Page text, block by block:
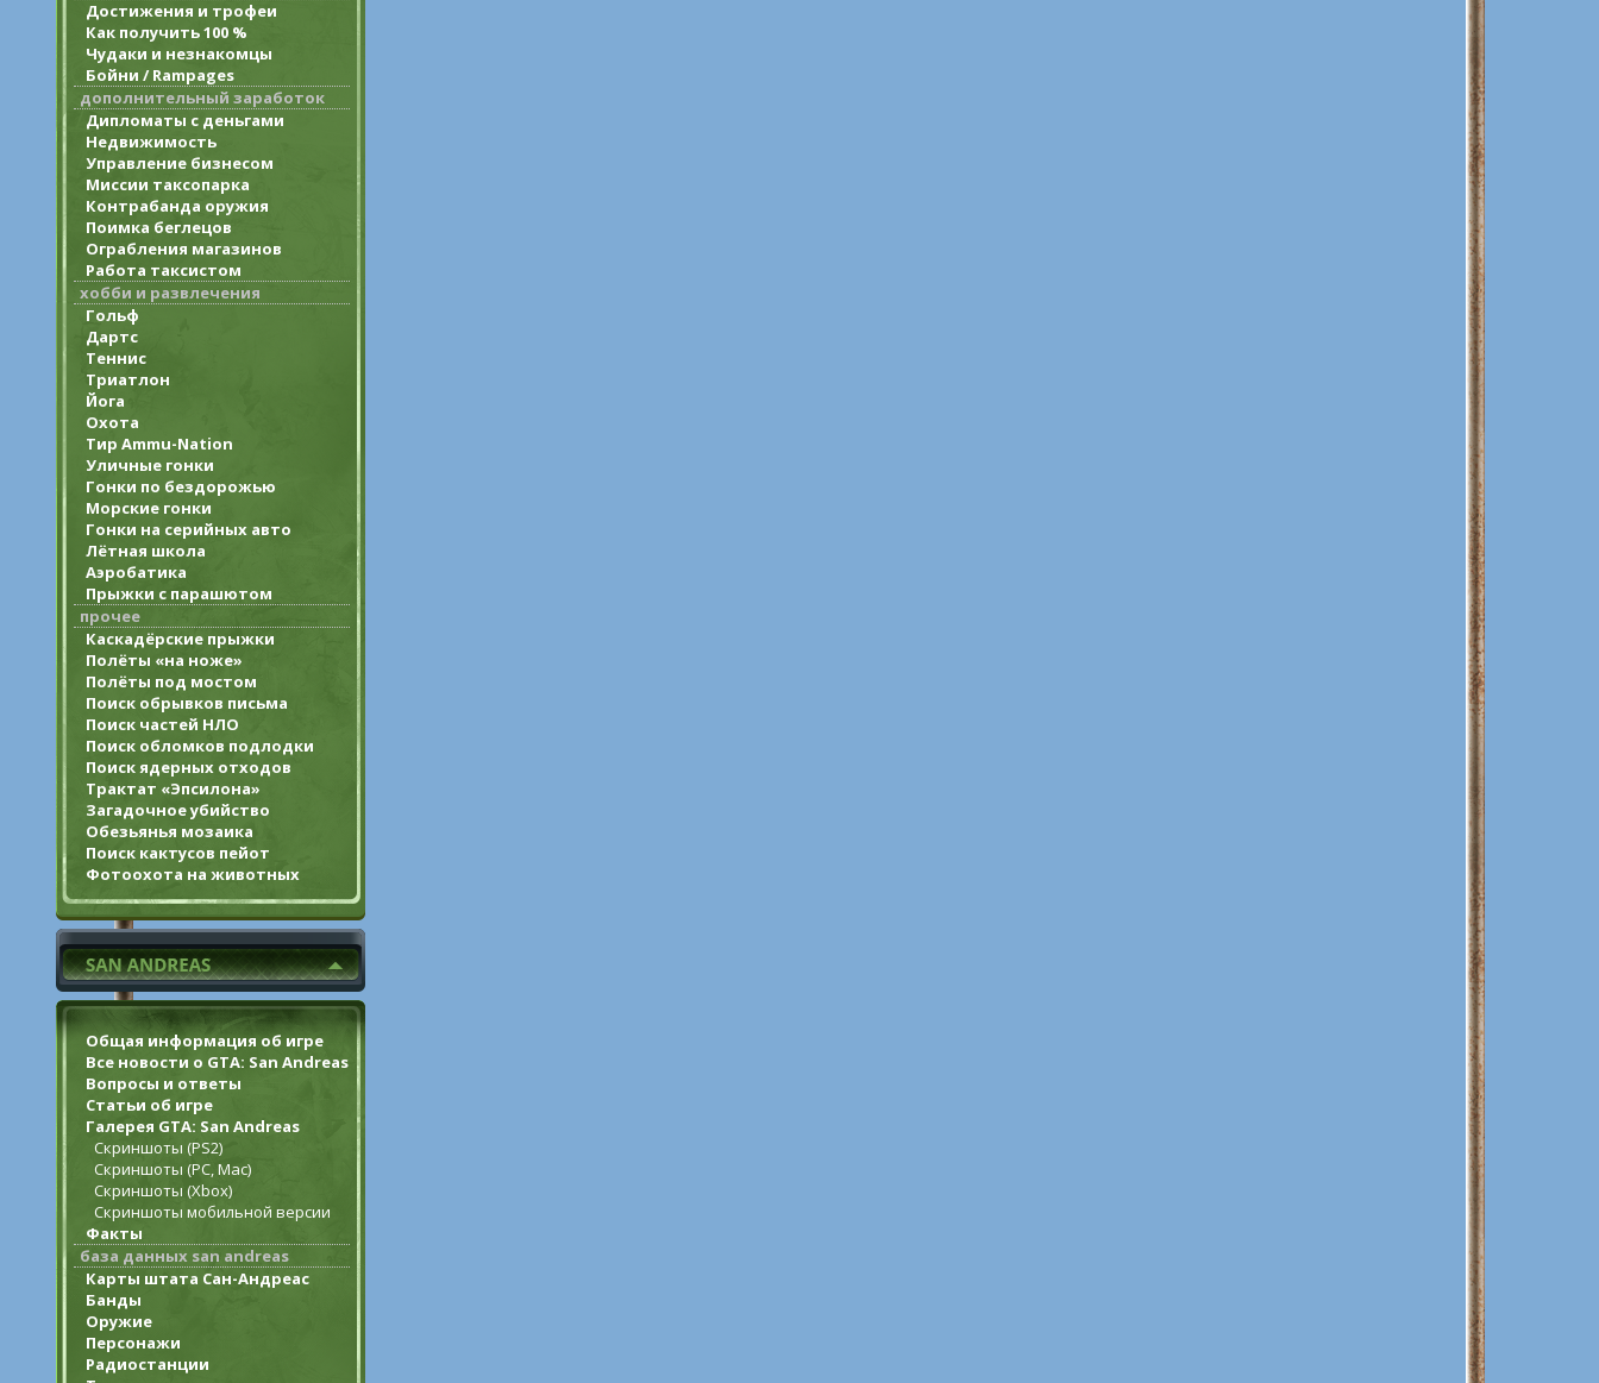
Достижения и трофеи
Как получить 100 %
Чудаки и незнакомцы
Бойни / Rampages
дополнительный заработок
Дипломаты с деньгами
Недвижимость
Управление бизнесом
Миссии таксопарка
Контрабанда оружия
Поимка беглецов
Ограбления магазинов
Работа таксистом
хобби и развлечения
Гольф
Дартс
Теннис
Триатлон
Йога
Охота
Тир Ammu-Nation
Уличные гонки
Гонки по бездорожью
Морские гонки
Гонки на серийных авто
Лётная школа
Аэробатика
Прыжки с парашютом
прочее
Каскадёрские прыжки
Полёты «на ноже»
Полёты под мостом
Поиск обрывков письма
Поиск частей НЛО
Поиск обломков подлодки
Поиск ядерных отходов
Трактат «Эпсилона»
Загадочное убийство
Обезьянья мозаика
Поиск кактусов пейот
Фотоохота на животных
Общая информация об игре
Все новости о GTA: San Andreas
Вопросы и ответы
Статьи об игре
Галерея GTA: San Andreas
Скриншоты (PS2)
Скриншоты (PC, Mac)
Скриншоты (Xbox)
Скриншоты мобильной версии
Факты
база данных san andreas
Карты штата Сан-Андреас
Банды
Оружие
Персонажи
Радиостанции